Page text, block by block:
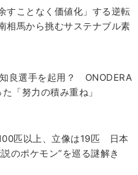
すことなく価値化」する逆転
相馬から挑むサステナブル素
良選手を起用？ ONODERA
「努力の積み重ね」
匹以上、立像は19匹 日本
のポケモン”を巡る謎解き